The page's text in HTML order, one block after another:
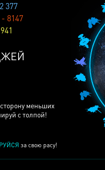
377
8147
меньших
с толпой!
за свою расу!